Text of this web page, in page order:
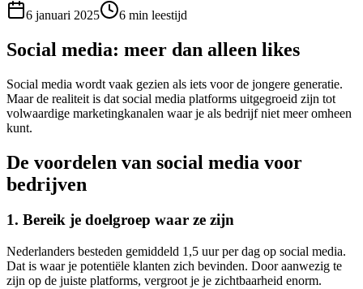
6 januari 2025 6 min leestijd
Social media: meer dan alleen likes
Social media wordt vaak gezien als iets voor de jongere generatie.
Maar de realiteit is dat social media platforms uitgegroeid zijn tot
volwaardige marketingkanalen waar je als bedrijf niet meer omheen
kunt.
De voordelen van social media voor
bedrijven
1. Bereik je doelgroep waar ze zijn
Nederlanders besteden gemiddeld 1,5 uur per dag op social media.
Dat is waar je potentiële klanten zich bevinden. Door aanwezig te
zijn op de juiste platforms, vergroot je je zichtbaarheid enorm.